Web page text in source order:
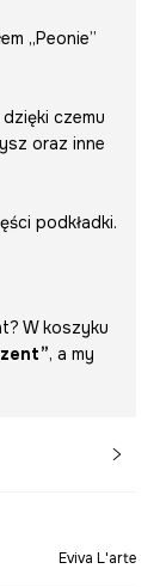
„Peonie”
czemu
oraz inne
podkładki.
W koszyku
, a my
Eviva L'arte